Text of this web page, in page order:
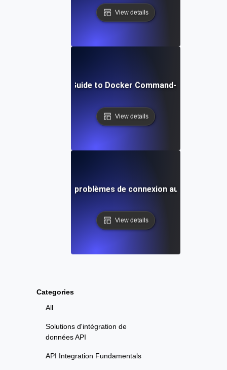
Categories
All
Solutions d'intégration de
données API
API Integration Fundamentals
View details
Step-by-Step Guide to Docker Command-Line
View details
Résolution des problèmes de connexion au démon
View details